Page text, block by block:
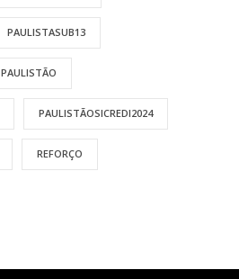
PAULISTASUB13
PAULISTÃO
PAULISTÃOSICREDI2024
REFORÇO